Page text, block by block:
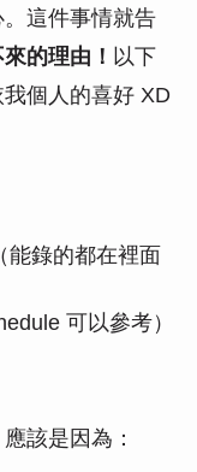
這件事情就告
的理由！ 以下
個人的喜好 XD
（能錄的都在裡面
可以參考）
該是因為：